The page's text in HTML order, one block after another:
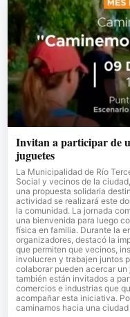
Invitan a participar de
juguetes
La Municipalidad de Río
Social y vecinos de la
una propuesta solidaria
actividad se realizará este
la comunidad. La jornada
una bienvenida para luego
física en familia. Durante la
organizadores, destacó la
que permiten que vecinos,
involucren y trabajen juntos
colaborar pueden acercar
también están invitados a
comercios e industrias que
acompañar esta iniciativa.
caminamos hacia una